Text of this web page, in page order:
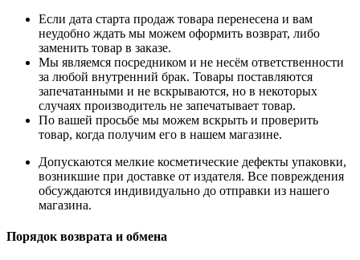
Если дата старта продаж товара перенесена и вам
неудобно ждать мы можем оформить возврат, либо
заменить товар в заказе.
Мы являемся посредником и не несём ответственности
за любой внутренний брак. Товары поставляются
запечатанными и не вскрываются, но в некоторых
случаях производитель не запечатывает товар.
По вашей просьбе мы можем вскрыть и проверить
товар, когда получим его в нашем магазине.
Допускаются мелкие косметические дефекты упаковки,
возникшие при доставке от издателя. Все повреждения
обсуждаются индивидуально до отправки из нашего
магазина.
Порядок возврата и обмена